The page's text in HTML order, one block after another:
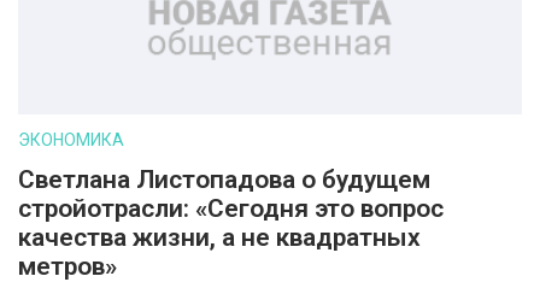
ЭКОНОМИКА
Светлана Листопадова о будущем
стройотрасли: «Сегодня это вопрос
качества жизни, а не квадратных
метров»